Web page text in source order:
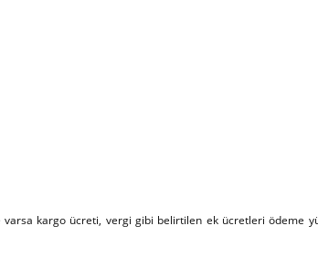
kargo ücreti, vergi gibi belirtilen ek ücretleri ödeme